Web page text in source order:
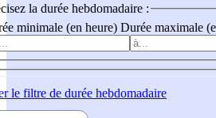
la durée hebdomadaire :
minimale (en heure) Durée maximale
le filtre de durée hebdomadaire